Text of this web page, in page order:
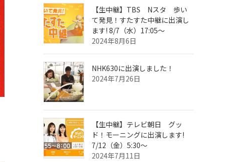
【生中継】TBS Nスタ 歩い
て発見！すたすた中継に出演し
ます! 8/7（水）17:05～
2024年8月6日
NHK630に出演しました！
2024年7月26日
【生中継】テレビ朝日 グッ
ド！モーニングに出演します!
7/12（金）5:30～
2024年7月11日